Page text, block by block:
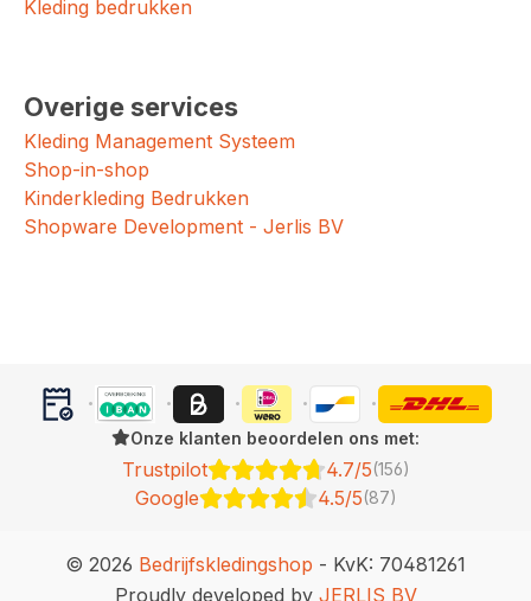
Kleding bedrukken
Overige services
Kleding Management Systeem
Shop-in-shop
Kinderkleding Bedrukken
Shopware Development - Jerlis BV
Onze klanten beoordelen ons met:
Trustpilot 4.7/5(156)
Google 4.5/5(87)
© 2026 Bedrijfskledingshop - KvK: 70481261
Proudly developed by JERLIS BV